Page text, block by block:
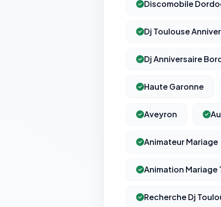
Discomobile
Dj Toulouse
Dj Anniversaire
Haute Garonne
Aveyron
Animateur Mariage
Animation Mariage
Recherche Dj